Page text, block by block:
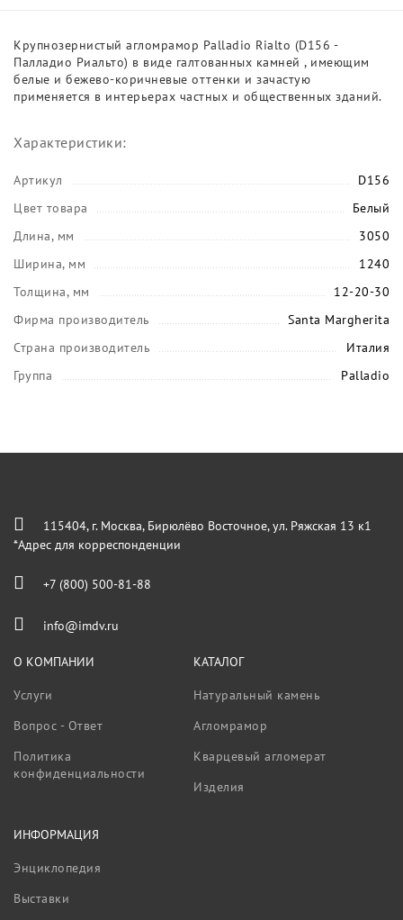
Крупнозернистый агломрамор Palladio Rialto (D156 -
Палладио Риальто) в виде галтованных камней , имеющим
белые и бежево-коричневые оттенки и зачастую
применяется в интерьерах частных и общественных зданий.
Характеристики:
Артикул
D156
Цвет товара
Белый
Длина, мм
3050
Ширина, мм
1240
Толщина, мм
12-20-30
Фирма производитель
Santa Margherita
Страна производитель
Италия
Группа
Palladio
115404, г. Москва, Бирюлёво Восточное, ул. Ряжская 13 к1
*Адрес для корреспонденции
+7 (800) 500-81-88
info@imdv.ru
О КОМПАНИИ
Услуги
Вопрос - Ответ
Политика
конфиденциальности
КАТАЛОГ
Натуральный камень
Агломрамор
Кварцевый агломерат
Изделия
ИНФОРМАЦИЯ
Энциклопедия
Выставки